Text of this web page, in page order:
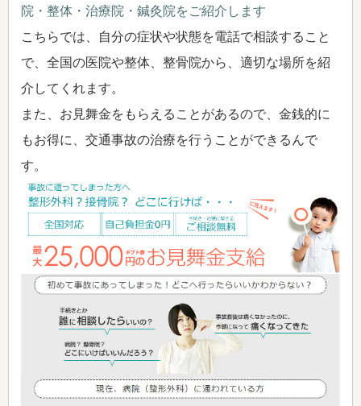
院・整体・治療院・鍼灸院をご紹介します
こちらでは、自分の症状や状態を電話で相談すること
で、全国の医院や整体、整骨院から、適切な場所を紹
介してくれます。
また、お見舞金をもらえることがあるので、金銭的に
もお得に、交通事故の治療を行うことができるんで
す。